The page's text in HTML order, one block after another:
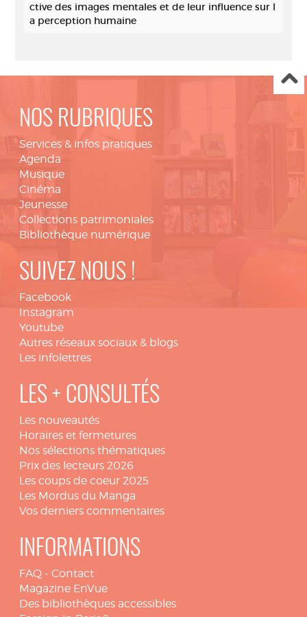
ctive des images mentales et de leur influence sur l
a perception humaine
NOS RUBRIQUES
Services & infos pratiques
Agenda
Musique
Cinéma
Jeunesse
Collections patrimoniales
Bibliothèque numérique
SUIVEZ NOUS !
Facebook
Instagram
Youtube
Autres réseaux sociaux & blogs
Les infolettres
LES + CONSULTÉS
Les nouveautés
Horaires et fermetures
Nos sélections thématiques
Prix des lecteurs 2026
Les coups de coeur 2025
Les Mordus du Manga
Vos derniers commentaires
INFORMATIONS
FAQ - Contact
Magazine EnVue
Des bibliothèques accessibles